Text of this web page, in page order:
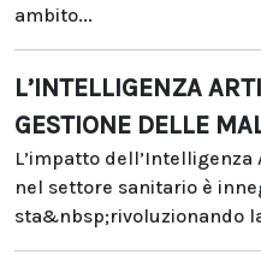
ambito...
L’INTELLIGENZA
GESTIONE DELLE
L’impatto
nel settore sanitario è
sta&nbsp;rivoluzionando